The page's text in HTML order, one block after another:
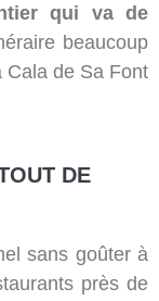
qui va de
beaucoup
Cala de Sa Font
DE
sans goûter à
près de